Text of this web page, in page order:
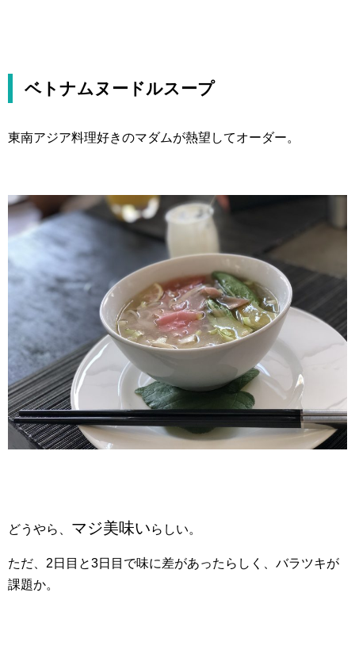
ベトナムヌードルスープ
東南アジア料理好きのマダムが熱望してオーダー。
どうやら、 マジ美味いらしい。
ただ、2日目と3日目で味に差があったらしく、バラツキが
課題か。